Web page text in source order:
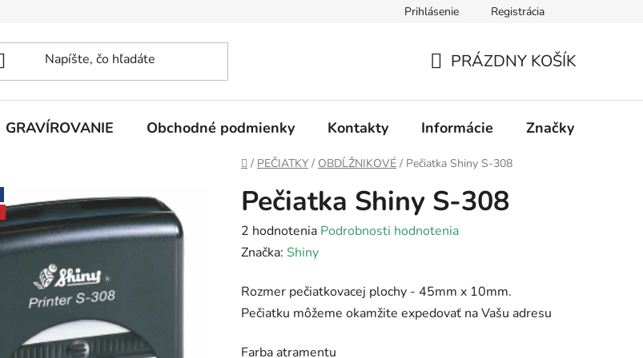
Prihlásenie Registrácia
KOŠÍK
PRÁZDNY KOŠÍK
GRAVÍROVANIE Obchodné podmienky Kontakty Informácie Značky
Domov
/ PEČIATKY / OBDĹŽNIKOVÉ / Pečiatka Shiny S-308
Pečiatka Shiny S-308
Priemerné
hodnotenie
je
5,0
2 hodnotenia Podrobnosti hodnotenia
Značka: Shiny
Rozmer pečiatkovacej plochy - 45mm x 10mm.
Pečiatku môžeme okamžite expedovať na Vašu adresu
Farba atramentu